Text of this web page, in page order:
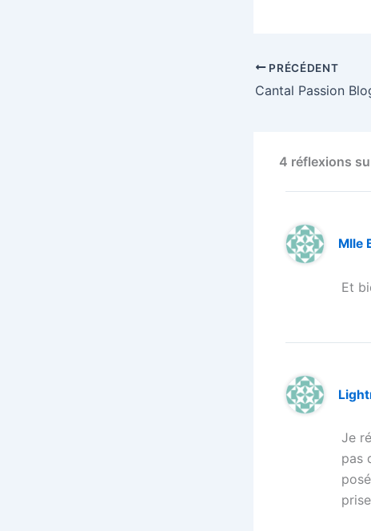
PRÉCÉDENT
4 réflexions
Mlle
Et
Je
pas